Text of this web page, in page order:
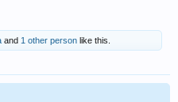
and 1 other person like this.